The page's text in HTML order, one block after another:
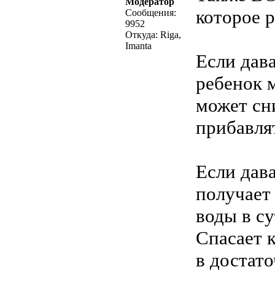
Сообщения:
9952
Откуда: Riga,
Imanta
которое
Если
ребенок
может
Если
воды в
Спасает
в